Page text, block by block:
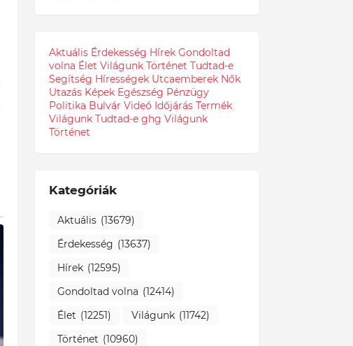
Aktuális Érdekesség Hírek Gondoltad
volna Élet Világunk Történet Tudtad-e
Segítség Hírességek Utcaemberek Nők
Utazás Képek Egészség Pénzügy
Politika Bulvár Videó Időjárás Termék
Világunk Tudtad-e ghg Világunk
Történet
Kategóriák
Aktuális (13679)
Érdekesség (13637)
Hírek (12595)
Gondoltad volna (12414)
Élet (12251) Világunk (11742)
Történet (10960)